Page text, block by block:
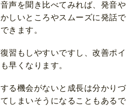
声を聞き比べてみれば、発音や
しいところやスムーズに発話で
きます。
習もしやすいですし、改善ポイ
早くなります。
る機会がないと成長は分かりづ
しまいそうになることもあるで